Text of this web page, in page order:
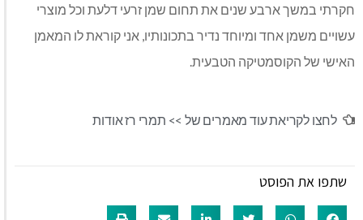
חקרתי במשך ארבע שנים את תחום שמן זרעי דלעת וכל מוצרי
עשויים משמן אחד ומיוחד נדיר בתכונותיו, אני קוראת לו המאמן
האישי של הקוסמטיקה הטבעית.
לחצו לקריאת עוד מאמרים של >> תמרי רז אודות
שתפו את הפוסט